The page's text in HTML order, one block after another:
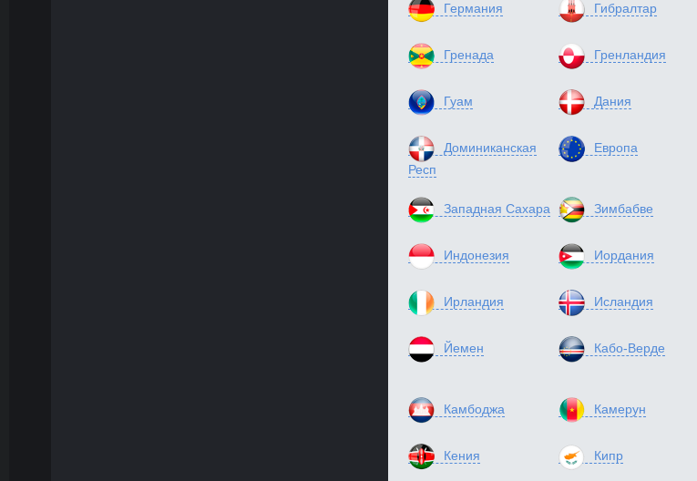
Германия Гибралтар
Гренада Гренландия
Гуам Дания
Доминиканская
Респ
Европа
Западная Сахара Зимбабве
Индонезия Иордания
Ирландия Исландия
Йемен Кабо-Верде
Камбоджа Камерун
Кения Кипр